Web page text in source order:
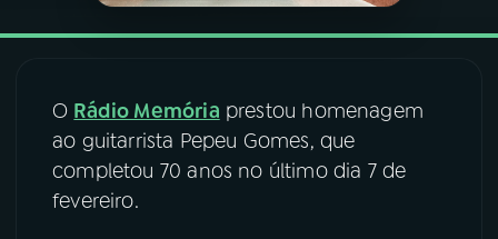
VIDEOCASTS
07ÚLTIMAS
O Rádio Memória prestou homenagem
ao guitarrista Pepeu Gomes, que
completou 70 anos no último dia 7 de
fevereiro.